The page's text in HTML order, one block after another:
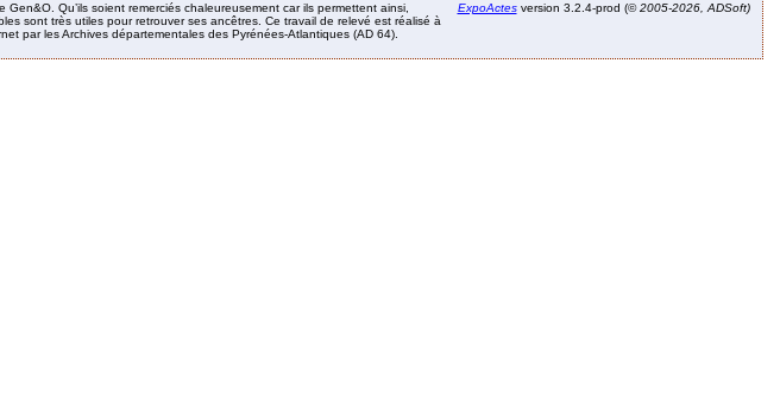
Qu’ils soient remerciés chaleureusement car ils permettent ainsi,
sont très utiles pour retrouver ses ancêtres. Ce travail de relevé est réalisé à
par les Archives départementales des Pyrénées-Atlantiques (AD 64).
ExpoActesversion 3.2.4-prod (©2005-2026, ADSoft)